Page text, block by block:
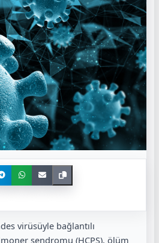
virüsüyle bağlantılı
sendromu (HCPS), ölüm